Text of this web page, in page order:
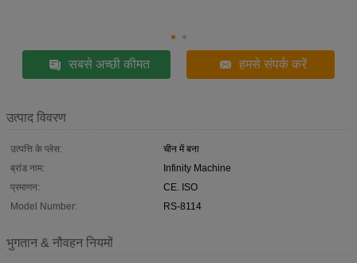
सबसे अच्छी कीमत हमसे संपर्क करें
उत्पाद विवरण
उत्पत्ति के प्लेस:
चीन में बना
ब्रांड नाम:
Infinity Machine
प्रमाणन:
CE. ISO
Model Number:
RS-8114
भुगतान & नौवहन नियमों